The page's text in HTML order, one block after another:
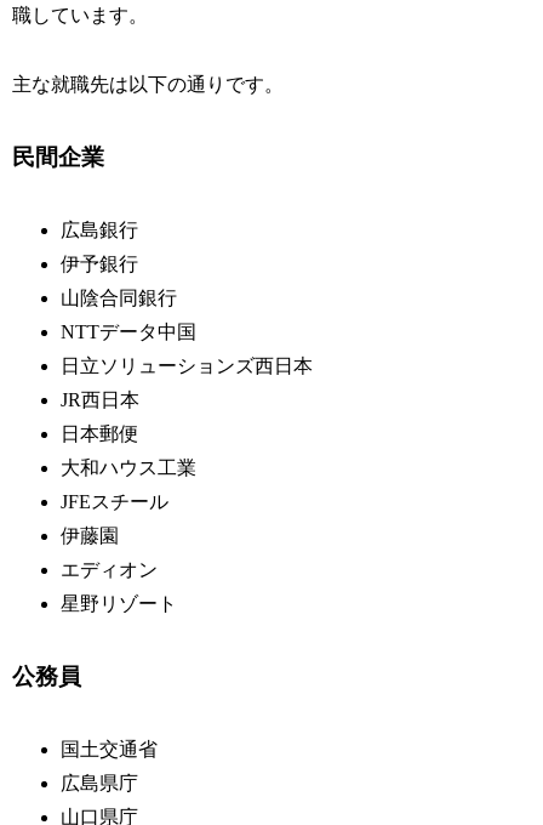
職しています。
主な就職先は以下の通りです。
民間企業
広島銀行
伊予銀行
山陰合同銀行
NTTデータ中国
日立ソリューションズ西日本
JR西日本
日本郵便
大和ハウス工業
JFEスチール
伊藤園
エディオン
星野リゾート
公務員
国土交通省
広島県庁
山口県庁